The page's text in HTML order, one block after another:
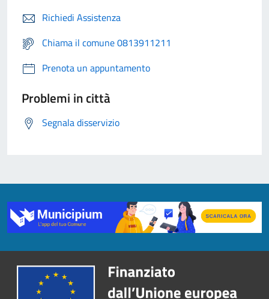
Richiedi Assistenza
Chiama il comune 0813911211
Prenota un appuntamento
Problemi in città
Segnala disservizio